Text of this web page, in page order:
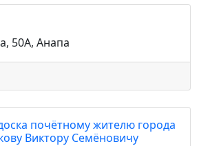
50А, Анапа
почётному жителю города
Виктору Семёновичу